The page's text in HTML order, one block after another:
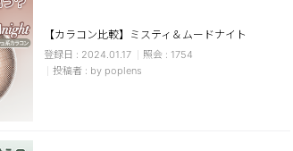
乱視用
【カラコン比較】ミスティ＆ムードナイト
2024.01.17
1754
by poplens